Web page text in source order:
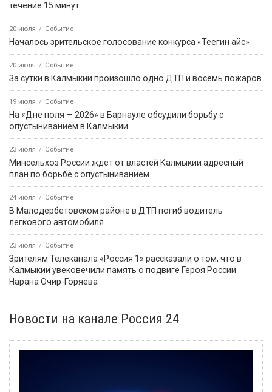
течение 15 минут
20 июля Событие
Началось зрительское голосование конкурса «Теегин айс»
20 июля Событие
За сутки в Калмыкии произошло одно ДТП и восемь пожаров
19 июля Событие
На «Дне поля — 2026» в Барнауле обсудили борьбу с
опустыниванием в Калмыкии
23 июля Событие
Минсельхоз России ждет от властей Калмыкии адресный
план по борьбе с опустыниванием
24 июля Событие
В Малодербетовском районе в ДТП погиб водитель
легкового автомобиля
23 июля Событие
Зрителям Телеканала «Россия 1» рассказали о том, что в
Калмыкии увековечили память о подвиге Героя России
Нарана Очир-Горяева
Новости на канале Россия 24